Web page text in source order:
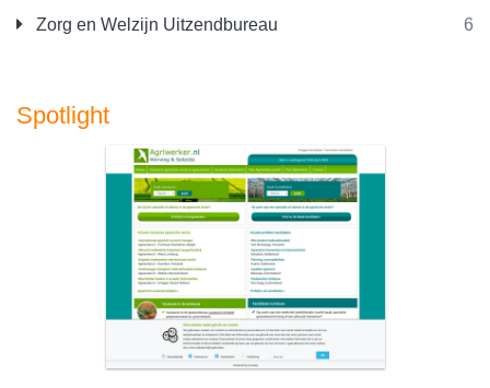
Zorg en Welzijn Uitzendbureau 6
Spotlight